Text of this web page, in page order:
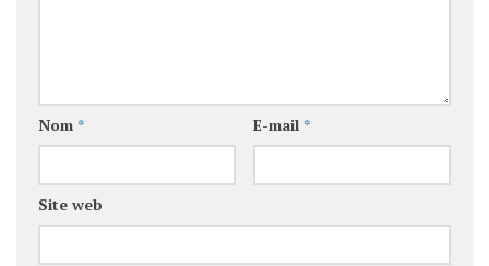
Nom * E-mail *
Site web